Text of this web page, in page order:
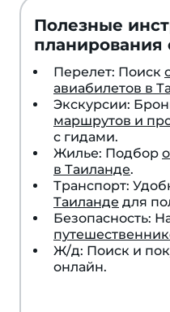
Полезные
планирования
Перелет: Поиск
авиабилетов в
Экскурсии:
маршрутов и
с гидами.
Жилье: Подбор
в Таиланде.
Транспорт:
Таиланде для
Безопасность:
Ж/д: Поиск и
онлайн.